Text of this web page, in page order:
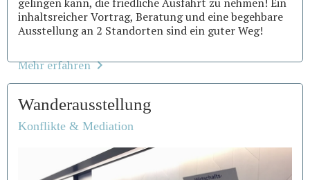
inhaltsreicher Vortrag, Beratung und eine begehbare
Ausstellung an 2 Standorten sind ein guter Weg!
Mehr erfahren
Wanderausstellung
Konflikte & Mediation